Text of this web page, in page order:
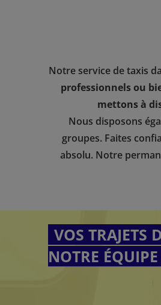
Notre service de taxis
professionnels ou
mettons à
Nous disposons
groupes. Faites
absolu. Notre
VOS TRAJETS
NOTRE